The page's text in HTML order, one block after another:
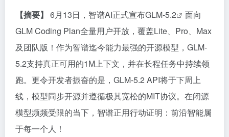
【摘要】 6月13日，智谱AI正式宣布GLM-5.2
面向
GLM Coding Plan全量用户开放，覆盖Lite、Pro、Max
及团队版！作为智谱迄今能力最强的开源模型，GLM-
5.2支持真正可用的1M上下文，并在长程任务中持续领
跑。更令开发者振奋的是，GLM-5.2 API将于下周上
线，模型同步开源并遵循极其宽松的MIT协议。在闭源
模型频频受限的当下，智谱正用行动证明：前沿智能属
于每一个人！